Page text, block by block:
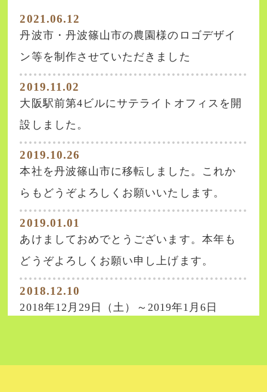
2021.06.12
丹波市・丹波篠山市の農園様のロゴデザイ
ン等を制作させていただきました
2019.11.02
大阪駅前第4ビルにサテライトオフィスを開
設しました。
2019.10.26
本社を丹波篠山市に移転しました。これか
らもどうぞよろしくお願いいたします。
2019.01.01
あけましておめでとうございます。本年も
どうぞよろしくお願い申し上げます。
2018.12.10
2018年12月29日（土）～2019年1月6日